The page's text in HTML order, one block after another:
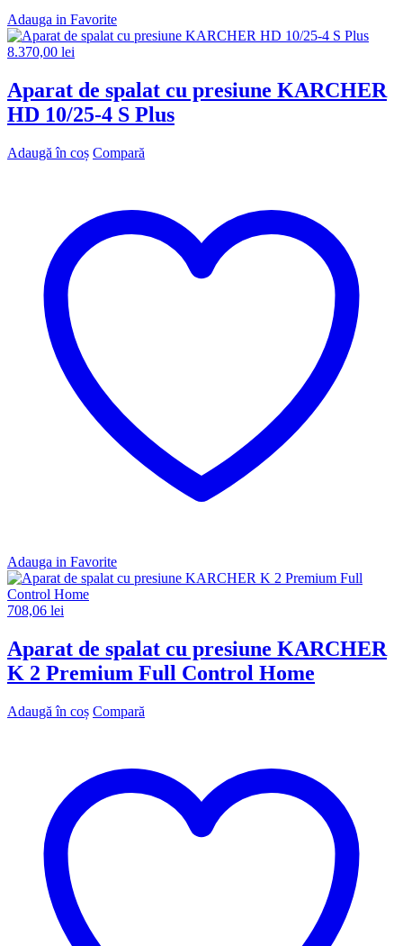
Adauga in Favorite
8.370,00 lei
Aparat de spalat cu presiune KARCHER
HD 10/25-4 S Plus
Adaugă în coș Compară
Adauga in Favorite
708,06 lei
Aparat de spalat cu presiune KARCHER
K 2 Premium Full Control Home
Adaugă în coș Compară